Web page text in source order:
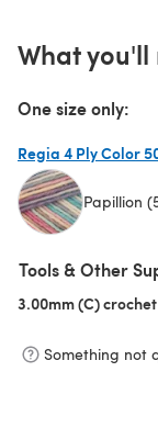
What you'll
One size only:
Regia 4 Ply Color
Papillion
Tools & Other
3.00mm (C)
Something not